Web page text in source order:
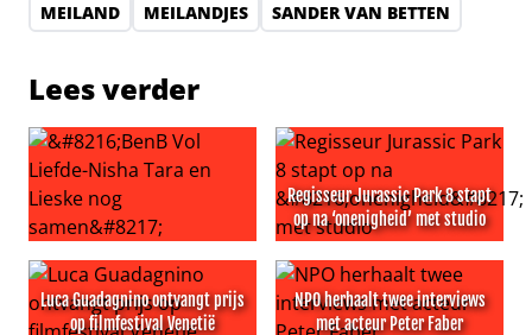
MEILAND
MEILANDJES SANDER VAN BETTEN
Lees verder
‘BenB Vol Liefde-Nisha Tara en Lieske nog samen’
Regisseur Jurassic Park 8 stapt
op na ‘onenigheid’ met studio
Regisseur Jurassic Park 8
Luca Guadagnino ontvangt prijs
op filmfestival Venetië
NPO herhaalt twee interviews
met acteur Peter Faber